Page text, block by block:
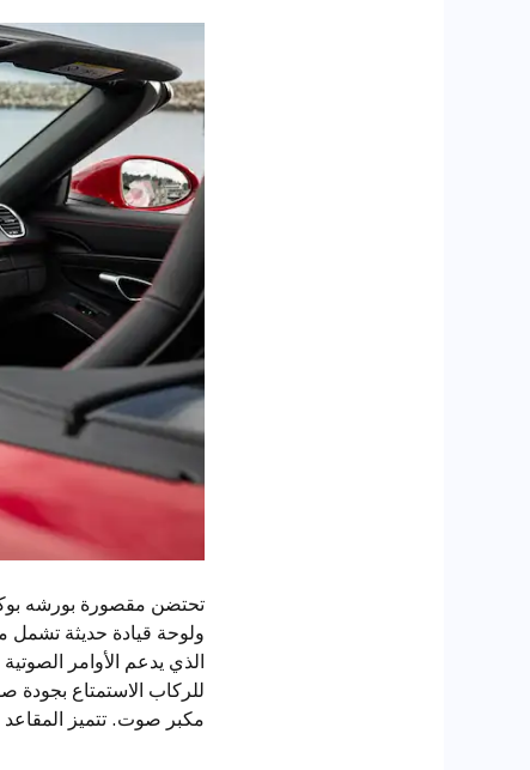
ولوحة قيادة حديثة تشمل
مكبر صوت. تتميز المقاعد الرياضية القابلة للتعديل